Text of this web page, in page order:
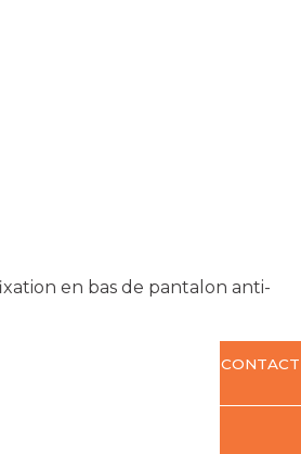
en bas de pantalon anti-
CONTACT